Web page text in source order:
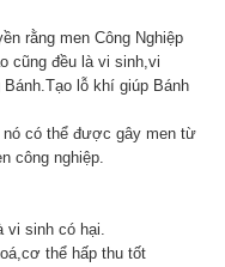
rằng men Công Nghiệp
cũng đều là vi sinh,vi
lỗ khí giúp Bánh
có thể được gây men từ
công nghiệp.
vi sinh có hại.
thể hấp thu tốt